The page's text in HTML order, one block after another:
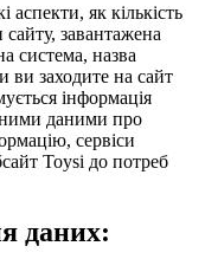
аспекти, як кількість
сайту, завантажена
система, назва
ви заходите на сайт
інформація
даними про
сервіси
Toysi до потреб
даних: